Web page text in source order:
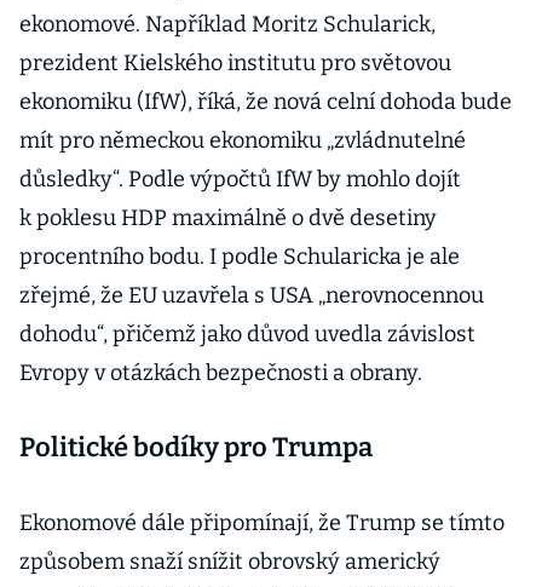
ekonomové. Například Moritz Schularick,
prezident Kielského institutu pro světovou
ekonomiku (IfW), říká, že nová celní dohoda bude
mít pro německou ekonomiku „zvládnutelné
důsledky“. Podle výpočtů IfW by mohlo dojít
k poklesu HDP maximálně o dvě desetiny
procentního bodu. I podle Schularicka je ale
zřejmé, že EU uzavřela s USA „nerovnocennou
dohodu“, přičemž jako důvod uvedla závislost
Evropy v otázkách bezpečnosti a obrany.
Politické bodíky pro Trumpa
Ekonomové dále připomínají, že Trump se tímto
způsobem snaží snížit obrovský americký